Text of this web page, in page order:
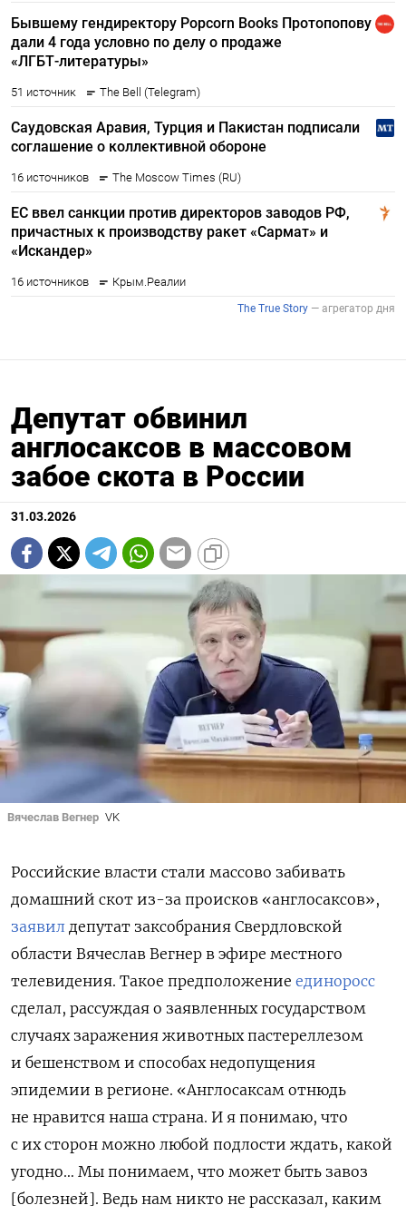
Депутат обвинил
англосаксов в массовом
забое скота в России
31.03.2026
Вячеслав Вегнер VK
Российские власти стали массово забивать
домашний скот из-за происков «англосаксов»,
заявил депутат заксобрания Свердловской
области Вячеслав Вегнер в эфире местного
телевидения. Такое предположение единоросс
сделал, рассуждая о заявленных государством
случаях заражения животных пастереллезом
и бешенством и способах недопущения
эпидемии в регионе. «Англосаксам отнюдь
не нравится наша страна. И я понимаю, что
с их сторон можно любой подлости ждать, какой
угодно… Мы понимаем, что может быть завоз
[болезней]. Ведь нам никто не рассказал, каким